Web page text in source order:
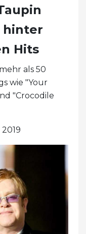
hinter
Hits
als 50
wie "Your
"Crocodile